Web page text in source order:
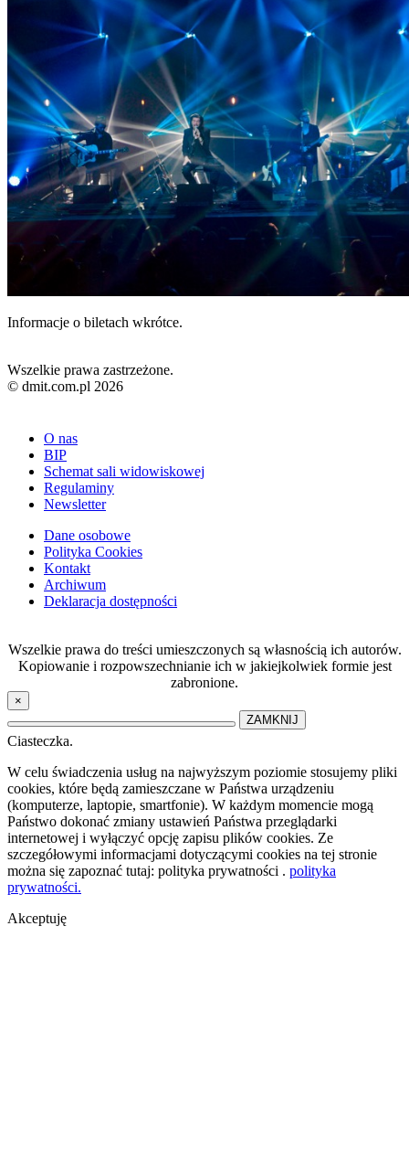
Informacje o biletach wkrótce.
Wszelkie prawa zastrzeżone.
© dmit.com.pl 2026
O nas
BIP
Schemat sali widowiskowej
Regulaminy
Newsletter
Dane osobowe
Polityka Cookies
Kontakt
Archiwum
Deklaracja dostępności
Wszelkie prawa do treści umieszczonych są własnością ich autorów.
Kopiowanie i rozpowszechnianie ich w jakiejkolwiek formie jest
zabronione.
×
ZAMKNIJ
Ciasteczka.
W celu świadczenia usług na najwyższym poziomie stosujemy pliki
cookies, które będą zamieszczane w Państwa urządzeniu
(komputerze, laptopie, smartfonie). W każdym momencie mogą
Państwo dokonać zmiany ustawień Państwa przeglądarki
internetowej i wyłączyć opcję zapisu plików cookies. Ze
szczegółowymi informacjami dotyczącymi cookies na tej stronie
można się zapoznać tutaj: polityka prywatności . polityka
prywatności.
Akceptuję